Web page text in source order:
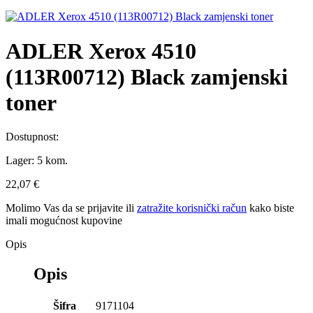
ADLER Xerox 4510
(113R00712) Black zamjenski
toner
Dostupnost:
Lager: 5 kom.
22,07 €
Molimo Vas da se prijavite ili zatražite korisnički račun kako biste
imali mogućnost kupovine
Opis
Opis
Šifra
9171104